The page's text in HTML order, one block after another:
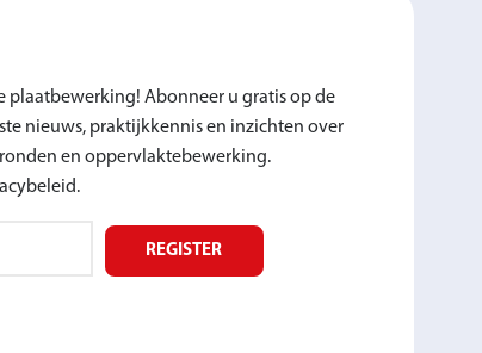
plaatbewerking! Abonneer u gratis op de
nieuws, praktijkkennis en inzichten over
en oppervlaktebewerking.
REGISTER